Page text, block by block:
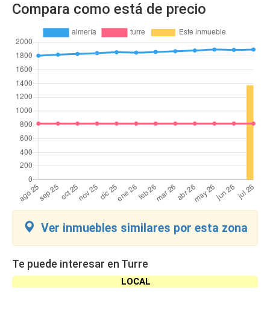
Compara como está de precio
Ver inmuebles similares por esta zona
Te puede interesar en Turre
LOCAL